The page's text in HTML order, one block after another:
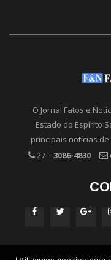
O Jornal Fatos e
Estado do Espírito
principais notícias
27 – 3086-4830